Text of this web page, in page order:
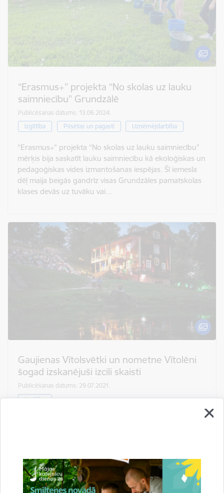
“Erasmus+” projekta “No skolas uz lauku
saimniecību” Grundzālē
Publicēšanas datums: 13.06.2024.
Izglītība
Pilsētas un pagasti Uzņēmējdarbība
“Erasmus+” projekta “No skolas uz lauku saimniecību”
mērķis bija saskatīt lauku saimniecību kā ekoloģiskas un
pedagoģiskas vides izmantošanas iespējas. Šī iemesla
dēļ maija beigās gandrīz visas Grundzāles pamatskolas
klases devās uz tuvāku vai…
Gaujienas Vītolsvētki un nometne Vītolēni
šogad izskanējuši izcili skaisti
Publicēšanas datums: 29.07.2021.
Izglītība